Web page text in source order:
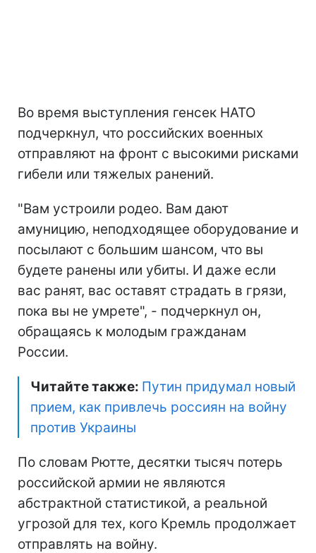
Во время выступления генсек НАТО
подчеркнул, что российских военных
отправляют на фронт с высокими рисками
гибели или тяжелых ранений.
"Вам устроили родео. Вам дают
амуницию, неподходящее оборудование и
посылают с большим шансом, что вы
будете ранены или убиты. И даже если
вас ранят, вас оставят страдать в грязи,
пока вы не умрете", - подчеркнул он,
обращаясь к молодым гражданам
России.
Читайте также: Путин придумал новый
прием, как привлечь россиян на войну
против Украины
По словам Рютте, десятки тысяч потерь
российской армии не являются
абстрактной статистикой, а реальной
угрозой для тех, кого Кремль продолжает
отправлять на войну.